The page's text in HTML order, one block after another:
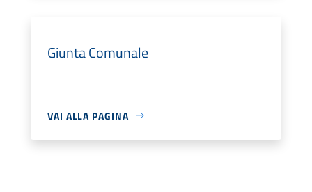
Giunta Comunale
VAI ALLA PAGINA